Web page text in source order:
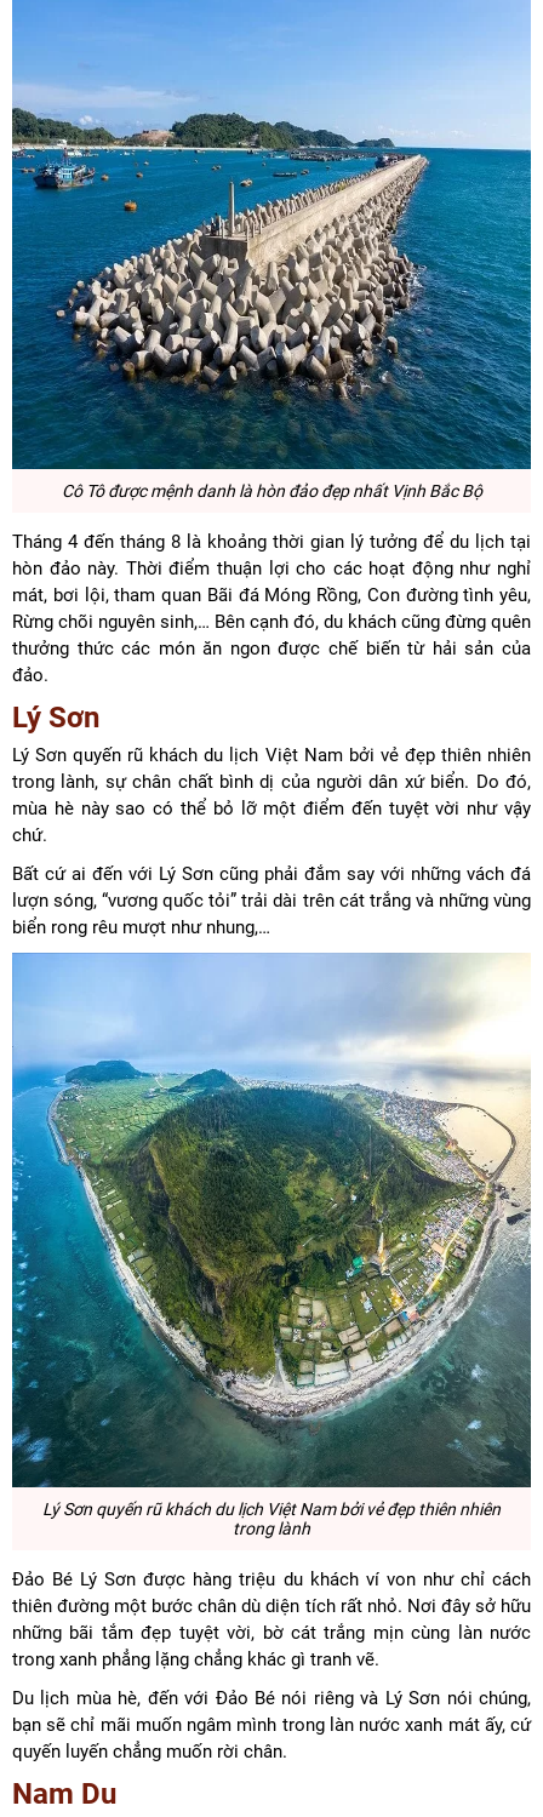
Cô Tô được mệnh danh là hòn đảo đẹp nhất Vịnh Bắc Bộ
Tháng 4 đến tháng 8 là khoảng thời gian lý tưởng để du lịch tại
hòn đảo này. Thời điểm thuận lợi cho các hoạt động như nghỉ
mát, bơi lội, tham quan Bãi đá Móng Rồng, Con đường tình yêu,
Rừng chõi nguyên sinh,… Bên cạnh đó, du khách cũng đừng quên
thưởng thức các món ăn ngon được chế biến từ hải sản của
đảo.
Lý Sơn
Lý Sơn quyến rũ khách du lịch Việt Nam bởi vẻ đẹp thiên nhiên
trong lành, sự chân chất bình dị của người dân xứ biển. Do đó,
mùa hè này sao có thể bỏ lỡ một điểm đến tuyệt vời như vậy
chứ.
Bất cứ ai đến với Lý Sơn cũng phải đắm say với những vách đá
lượn sóng, “vương quốc tỏi” trải dài trên cát trắng và những vùng
biển rong rêu mượt như nhung,…
Lý Sơn quyến rũ khách du lịch Việt Nam bởi vẻ đẹp thiên nhiên
trong lành
Đảo Bé Lý Sơn được hàng triệu du khách ví von như chỉ cách
thiên đường một bước chân dù diện tích rất nhỏ. Nơi đây sở hữu
những bãi tắm đẹp tuyệt vời, bờ cát trắng mịn cùng làn nước
trong xanh phẳng lặng chẳng khác gì tranh vẽ.
Du lịch mùa hè, đến với Đảo Bé nói riêng và Lý Sơn nói chúng,
bạn sẽ chỉ mãi muốn ngâm mình trong làn nước xanh mát ấy, cứ
quyến luyến chẳng muốn rời chân.
Nam Du